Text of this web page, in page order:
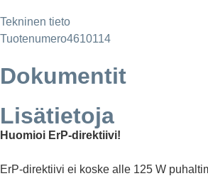
Tekninen tieto
Tuotenumero4610114
Dokumentit
Lisätietoja
Huomioi ErP-direktiivi!
ErP-direktiivi ei koske alle 125 W